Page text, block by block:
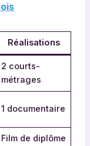
Réalisations
2 courts-
métrages
1 documentaire
Film de diplôme